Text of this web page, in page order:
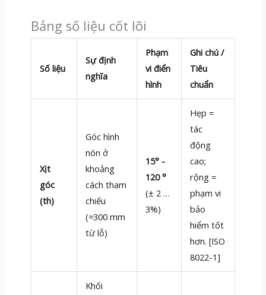
Bảng số liệu cốt lõi
Số liệu
Sự định
nghĩa
Phạm
vi điển
hình
Ghi chú /
Tiêu
chuẩn
Xịt
góc
(th)
Góc hình
nón ở
khoảng
cách tham
chiếu
(≈300 mm
từ lỗ)
15° -
120 °
(± 2 …
3%)
Hẹp =
tác
động
cao;
rộng =
phạm vi
bảo
hiểm tốt
hơn. [ISO
8022-1]
Khối